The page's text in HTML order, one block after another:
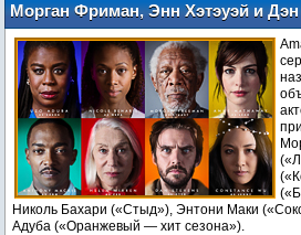
Морган Фриман, Энн Хэтэуэй и Дэн
Стивенс сыграют в сериале-
всеобщей связи
Николь Бахари («Стыд»), Энтони Маки
Адуба («Оранжевый — хит сезона»).